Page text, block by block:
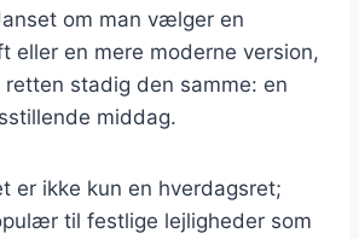
om man vælger en
eller en mere moderne version,
retten stadig den samme: en
middag.
er ikke kun en hverdagsret;
til festlige lejligheder som